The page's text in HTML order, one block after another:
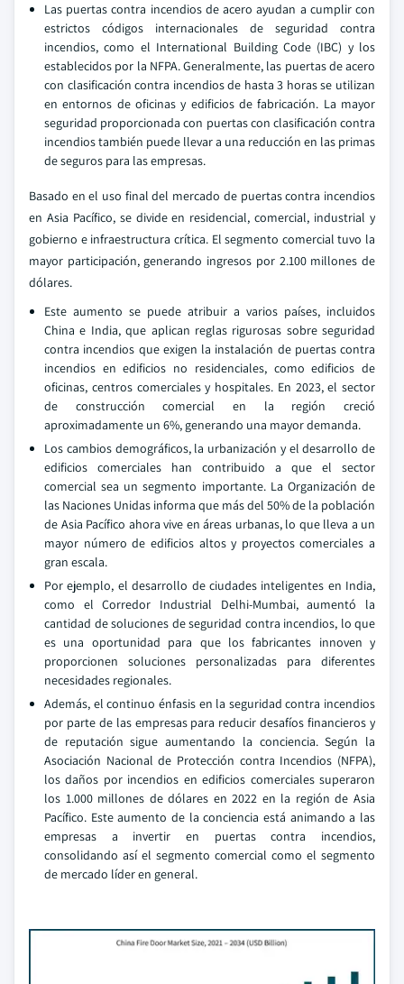
Las puertas contra incendios de acero ayudan a cumplir con
estrictos códigos internacionales de seguridad contra
incendios, como el International Building Code (IBC) y los
establecidos por la NFPA. Generalmente, las puertas de acero
con clasificación contra incendios de hasta 3 horas se utilizan
en entornos de oficinas y edificios de fabricación. La mayor
seguridad proporcionada con puertas con clasificación contra
incendios también puede llevar a una reducción en las primas
de seguros para las empresas.
Basado en el uso final del mercado de puertas contra incendios
en Asia Pacífico, se divide en residencial, comercial, industrial y
gobierno e infraestructura crítica. El segmento comercial tuvo la
mayor participación, generando ingresos por 2.100 millones de
dólares.
Este aumento se puede atribuir a varios países, incluidos
China e India, que aplican reglas rigurosas sobre seguridad
contra incendios que exigen la instalación de puertas contra
incendios en edificios no residenciales, como edificios de
oficinas, centros comerciales y hospitales. En 2023, el sector
de construcción comercial en la región creció
aproximadamente un 6%, generando una mayor demanda.
Los cambios demográficos, la urbanización y el desarrollo de
edificios comerciales han contribuido a que el sector
comercial sea un segmento importante. La Organización de
las Naciones Unidas informa que más del 50% de la población
de Asia Pacífico ahora vive en áreas urbanas, lo que lleva a un
mayor número de edificios altos y proyectos comerciales a
gran escala.
Por ejemplo, el desarrollo de ciudades inteligentes en India,
como el Corredor Industrial Delhi-Mumbai, aumentó la
cantidad de soluciones de seguridad contra incendios, lo que
es una oportunidad para que los fabricantes innoven y
proporcionen soluciones personalizadas para diferentes
necesidades regionales.
Además, el continuo énfasis en la seguridad contra incendios
por parte de las empresas para reducir desafíos financieros y
de reputación sigue aumentando la conciencia. Según la
Asociación Nacional de Protección contra Incendios (NFPA),
los daños por incendios en edificios comerciales superaron
los 1.000 millones de dólares en 2022 en la región de Asia
Pacífico. Este aumento de la conciencia está animando a las
empresas a invertir en puertas contra incendios,
consolidando así el segmento comercial como el segmento
de mercado líder en general.